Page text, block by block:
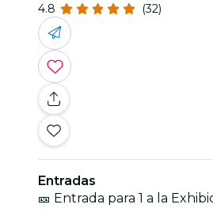
4.8 (32)
Entradas
🎫 Entrada para 1 a la